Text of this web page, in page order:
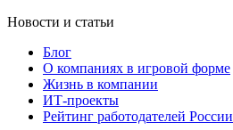
Новости и статьи
Блог
О компаниях в игровой форме
Жизнь в компании
ИТ-проекты
Рейтинг работодателей России